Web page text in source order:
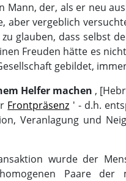
Mann, der, als er neu
aber vergeblich
glauben, dass selbst
Freuden hätte es
gebildet,
Helfer machen ,
Frontpräsenz ' - d.h.
Veranlagung und
wurde der
Paare